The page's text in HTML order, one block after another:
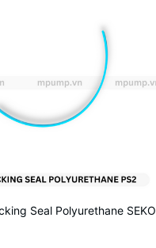
Seal Polyurethane SEKO